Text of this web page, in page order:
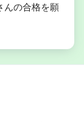
んの合格を願